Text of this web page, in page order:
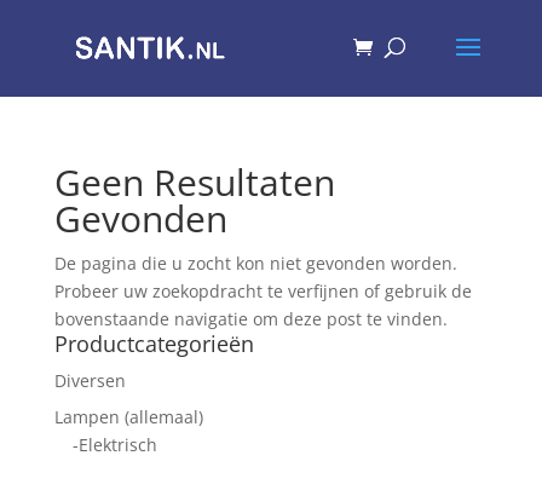
Geen Resultaten
Gevonden
De pagina die u zocht kon niet gevonden worden.
Probeer uw zoekopdracht te verfijnen of gebruik de
bovenstaande navigatie om deze post te vinden.
Productcategorieën
Diversen
Lampen (allemaal)
-Elektrisch